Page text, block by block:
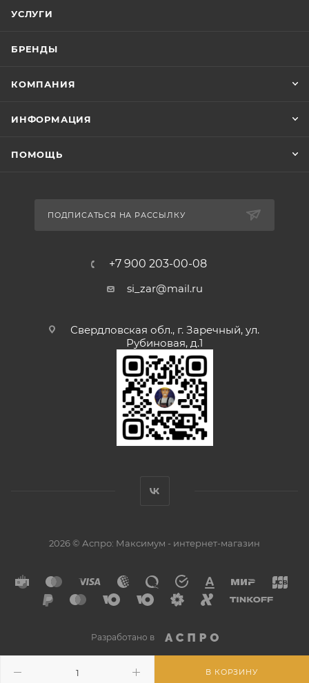
В КОРЗИНУ
УСЛУГИ
БРЕНДЫ
КОМПАНИЯ
ИНФОРМАЦИЯ
ПОМОЩЬ
ПОДПИСАТЬСЯ НА РАССЫЛКУ
+7 900 203-00-08
si_zar@mail.ru
Свердловская обл., г. Заречный, ул.
Рубиновая, д.1
2026 © Аспро: Максимум - интернет-магазин
Разработано в